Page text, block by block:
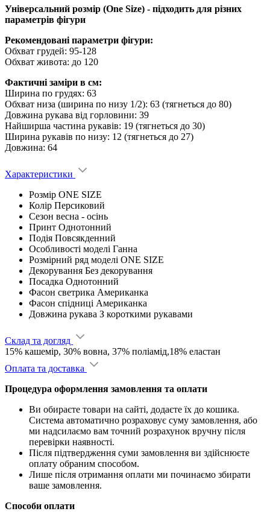
Універсальний розмір (One Size) - підходить для різних
параметрів фігури
Рекомендовані параметри фігури:
Обхват грудей: 95-128
Обхват живота: до 120
Фактичні заміри в см:
Ширина по грудях: 63
Обхват низа (ширина по низу 1/2): 63 (тягнеться до 80)
Довжина рукава від горловини: 39
Найширша частина рукавів: 19 (тягнеться до 30)
Ширина рукавів по низу: 12 (тягнеться до 27)
Довжина: 64
Характеристики
Розмір ONE SIZE
Колір Персиковий
Сезон весна - ocінь
Принт Однотонний
Подія Повсякденний
Особливості моделі Ганна
Розмірний ряд моделі ONE SIZE
Декорування Без декорування
Посадка Однотонний
Фасон светрика Американка
Фасон спідниці Американка
Довжина рукава З короткими рукавами
Склад та догляд
15% кашемір, 30% вовна, 37% поліамід,18% еластан
Оплата та доставка
Процедура оформлення замовлення та оплати
Ви обираєте товари на сайті, додаєте їх до кошика.
Система автоматично розраховує суму замовлення, або
ми надсилаємо вам точний розрахунок вручну після
перевірки наявності.
Після підтвердження суми замовлення ви здійснюєте
оплату обраним способом.
Лише після отримання оплати ми починаємо збирати
ваше замовлення.
Способи оплати